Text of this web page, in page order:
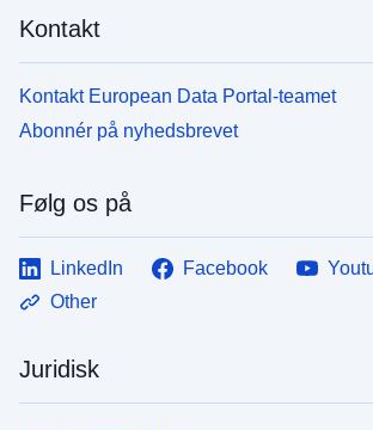
Kontakt
Kontakt European Data Portal-teamet
Abonnér på nyhedsbrevet
Følg os på
LinkedIn Facebook
Other
Juridisk